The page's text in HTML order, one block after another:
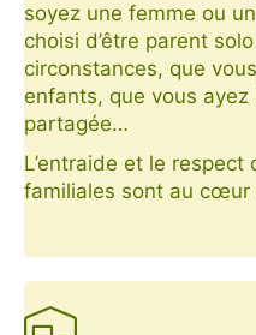
soyez une femme ou
choisi d’être parent
circonstances, que
enfants, que vous
partagée…
L’entraide et le
familiales sont au cœur